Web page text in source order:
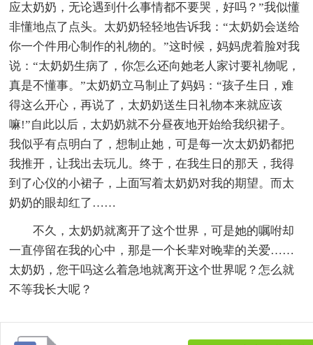
应太奶奶，无论遇到什么事情都不要哭，好吗？”我似懂
非懂地点了点头。太奶奶轻轻地告诉我：“太奶奶会送给
你一个件用心制作的礼物的。”这时候，妈妈虎着脸对我
说：“太奶奶生病了，你怎么还向她老人家讨要礼物呢，
真是不懂事。”太奶奶立马制止了妈妈：“孩子生日，难
得这么开心，再说了，太奶奶送生日礼物本来就应该
嘛!”自此以后，太奶奶就不分昼夜地开始给我织裙子。
我似乎有点明白了，想制止她，可是每一次太奶奶都把
我推开，让我出去玩儿。终于，在我生日的那天，我得
到了心仪的小裙子，上面写着太奶奶对我的期望。而太
奶奶的眼却红了……
不久，太奶奶就离开了这个世界，可是她的嘱咐却
一直停留在我的心中，那是一个长辈对晚辈的关爱……
太奶奶，您干吗这么着急地就离开这个世界呢？怎么就
不等我长大呢？